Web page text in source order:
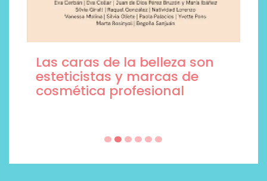
Las caras de la belleza son
esteticistas y marcas de
cosmética profesional